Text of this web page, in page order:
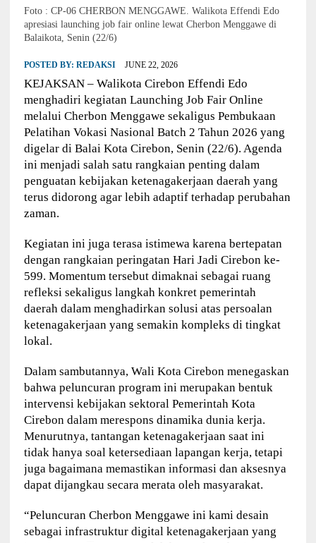
Foto : CP-06 CHERBON MENGGAWE. Walikota Effendi Edo
apresiasi launching job fair online lewat Cherbon Menggawe di
Balaikota, Senin (22/6)
POSTED BY: REDAKSI JUNE 22, 2026
KEJAKSAN – Walikota Cirebon Effendi Edo
menghadiri kegiatan Launching Job Fair Online
melalui Cherbon Menggawe sekaligus Pembukaan
Pelatihan Vokasi Nasional Batch 2 Tahun 2026 yang
digelar di Balai Kota Cirebon, Senin (22/6). Agenda
ini menjadi salah satu rangkaian penting dalam
penguatan kebijakan ketenagakerjaan daerah yang
terus didorong agar lebih adaptif terhadap perubahan
zaman.
Kegiatan ini juga terasa istimewa karena bertepatan
dengan rangkaian peringatan Hari Jadi Cirebon ke-
599. Momentum tersebut dimaknai sebagai ruang
refleksi sekaligus langkah konkret pemerintah
daerah dalam menghadirkan solusi atas persoalan
ketenagakerjaan yang semakin kompleks di tingkat
lokal.
Dalam sambutannya, Wali Kota Cirebon menegaskan
bahwa peluncuran program ini merupakan bentuk
intervensi kebijakan sektoral Pemerintah Kota
Cirebon dalam merespons dinamika dunia kerja.
Menurutnya, tantangan ketenagakerjaan saat ini
tidak hanya soal ketersediaan lapangan kerja, tetapi
juga bagaimana memastikan informasi dan aksesnya
dapat dijangkau secara merata oleh masyarakat.
“Peluncuran Cherbon Menggawe ini kami desain
sebagai infrastruktur digital ketenagakerjaan yang